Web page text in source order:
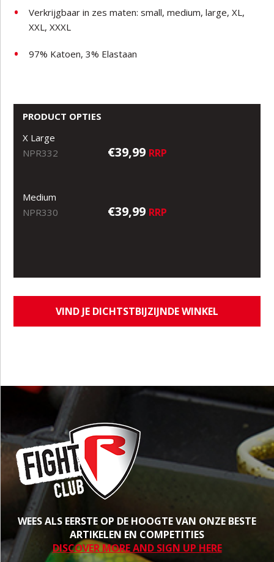
Verkrijgbaar in zes maten: small, medium, large, XL,
XXL, XXXL
97% Katoen, 3% Elastaan
PRODUCT OPTIES
X Large
NPR332
€39,99 RRP
Medium
NPR330
€39,99 RRP
VIND JE DICHTSTBIJZIJNDE WINKEL
WEES ALS EERSTE OP DE HOOGTE VAN ONZE BESTE
ARTIKELEN EN COMPETITIES
DISCOVER MORE AND SIGN UP HERE